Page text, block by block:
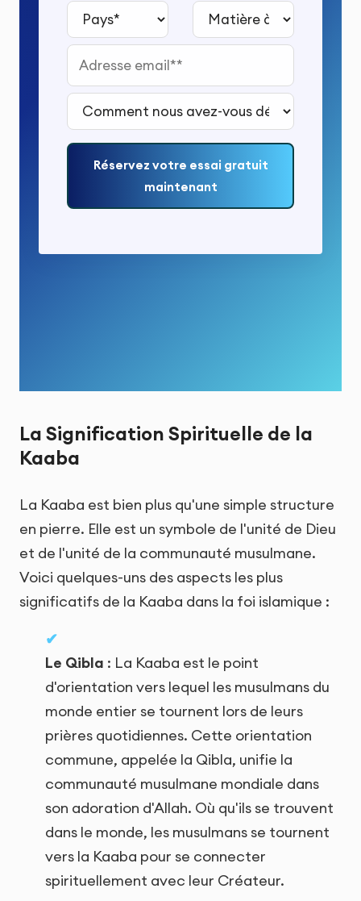
Pays* Matière à étudier*
Adresse email*
Comment nous avez-vous découvert ?*
Réservez votre essai gratuit
maintenant
La Signification Spirituelle de la
Kaaba
La Kaaba est bien plus qu'une simple structure
en pierre. Elle est un symbole de l'unité de Dieu
et de l'unité de la communauté musulmane.
Voici quelques-uns des aspects les plus
significatifs de la Kaaba dans la foi islamique :
Le Qibla : La Kaaba est le point
d'orientation vers lequel les musulmans du
monde entier se tournent lors de leurs
prières quotidiennes. Cette orientation
commune, appelée la Qibla, unifie la
communauté musulmane mondiale dans
son adoration d'Allah. Où qu'ils se trouvent
dans le monde, les musulmans se tournent
vers la Kaaba pour se connecter
spirituellement avec leur Créateur.